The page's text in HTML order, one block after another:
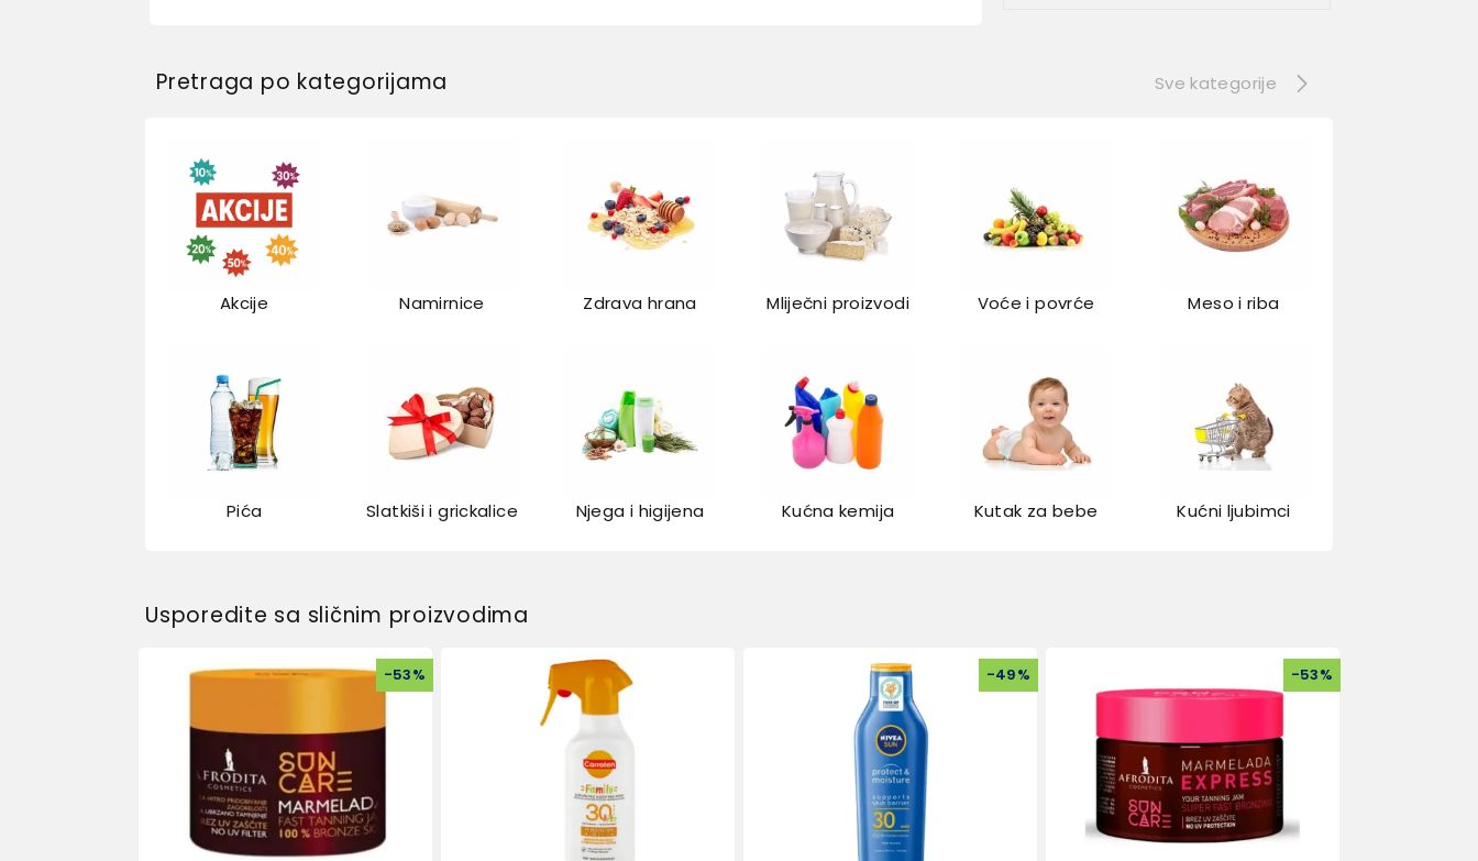
Pretraga po kategorijama Sve kategorije
Akcije Namirnice Zdrava hrana Mliječni proizvodi Voće i povrće Meso i riba
Pića Slatkiši i grickalice Njega i higijena Kućna kemija Kutak za bebe Kućni ljubimci
Usporedite sa sličnim proizvodima
-53% -49% -53%